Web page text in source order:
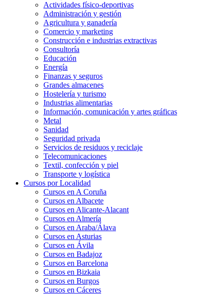
Actividades físico-deportivas
Administración y gestión
Agricultura y ganadería
Comercio y marketing
Construcción e industrias extractivas
Consultoría
Educación
Energía
Finanzas y seguros
Grandes almacenes
Hostelería y turismo
Industrias alimentarias
Información, comunicación y artes gráficas
Metal
Sanidad
Seguridad privada
Servicios de residuos y reciclaje
Telecomunicaciones
Textil, confección y piel
Transporte y logística
Cursos por Localidad
Cursos en A Coruña
Cursos en Albacete
Cursos en Alicante-Alacant
Cursos en Almería
Cursos en Araba/Álava
Cursos en Asturias
Cursos en Ávila
Cursos en Badajoz
Cursos en Barcelona
Cursos en Bizkaia
Cursos en Burgos
Cursos en Cáceres